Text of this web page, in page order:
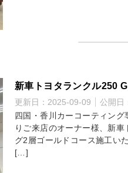
新車トヨタランクル250
更新日： 2025-09-09 公開日
四国・香川カーコーティン
りご来店のオーナー様、新
グ2層ゴールドコース施工い
[…]